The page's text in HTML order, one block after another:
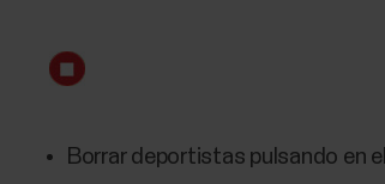
Borrar deportistas pulsando en